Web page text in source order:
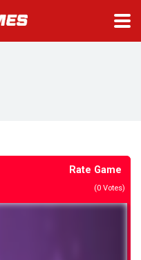
Rate Game
(0 Votes)